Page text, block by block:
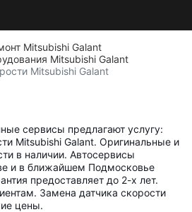
Mitsubishi Galant
Mitsubishi Galant
Mitsubishi Galant
сервисы предлагают услугу:
Mitsubishi Galant. Оригинальные и
в наличии. Автосервисы
и в ближайшем Подмосковье
предоставляет до 2-х лет.
Замена датчика скорости
цены.